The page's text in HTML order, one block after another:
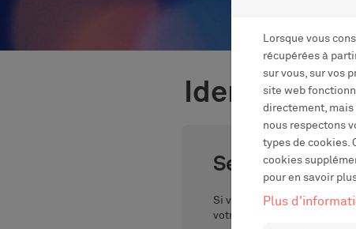
Se connecter
Si vous avez déjà un
votre adresse email et votre
Lorsque vous
récupérées à
sur vous, sur vos
site web
directement, mais
nous respectons
types de cookies.
cookies
pour en savoir
Plus